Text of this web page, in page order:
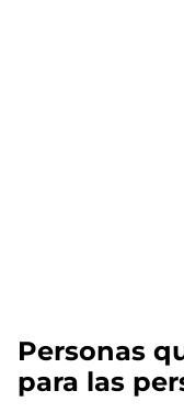
Personas
para las